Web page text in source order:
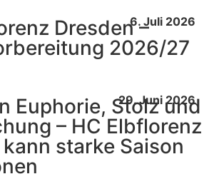
6. Juli 2026
Dresden –
2026/27
29. Juni 2026
Euphorie, Stolz und
– HC Elbflorenz
starke Saison